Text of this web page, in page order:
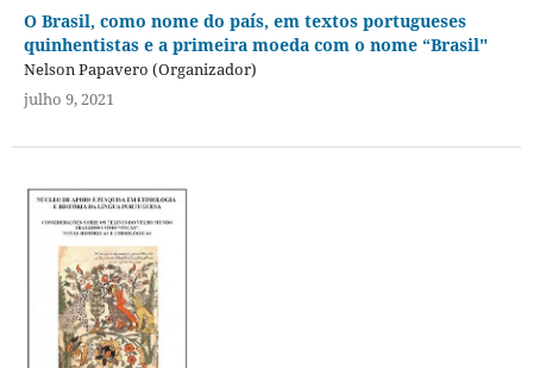
O Brasil, como nome do país, em textos portugueses
quinhentistas e a primeira moeda com o nome “Brasil"
Nelson Papavero (Organizador)
julho 9, 2021